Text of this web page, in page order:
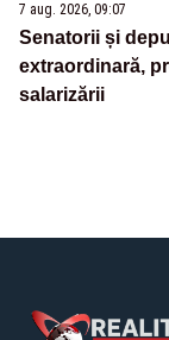
7 aug. 2026, 09:07
Senatorii și
extraordinară,
salarizării